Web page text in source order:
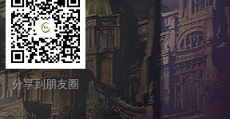
分享到朋友圈